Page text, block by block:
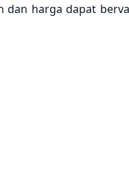
dan harga dapat